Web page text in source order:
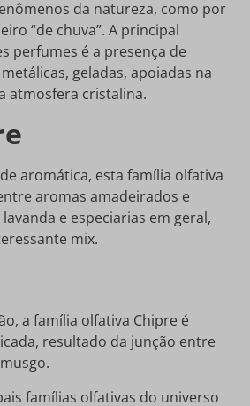
da natureza, como por
“de chuva”. A principal
perfumes é a presença de
geladas, apoiadas na
atmosfera cristalina.
aromática, esta família olfativa
aromas amadeirados e
e especiarias em geral,
mix.
a família olfativa Chipre é
resultado da junção entre
famílias olfativas do universo